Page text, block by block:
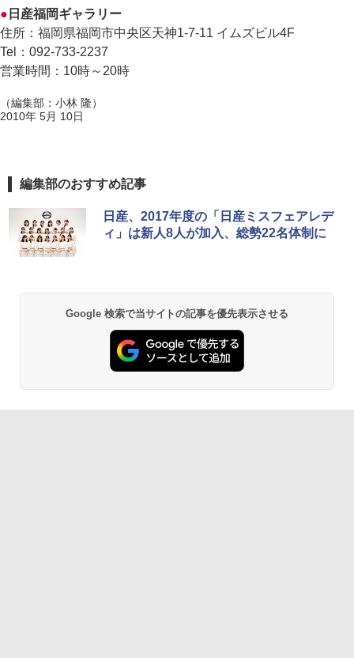
● 日産福岡ギャラリー
住所：福岡県福岡市中央区天神1-7-11 イムズビル4F
Tel：092-733-2237
営業時間：10時～20時
（編集部：小林 隆）
2010年 5月 10日
編集部のおすすめ記事
日産、2017年度の「日産ミスフェアレデ
ィ」は新人8人が加入、総勢22名体制に
Google 検索で当サイトの記事を優先表示させる